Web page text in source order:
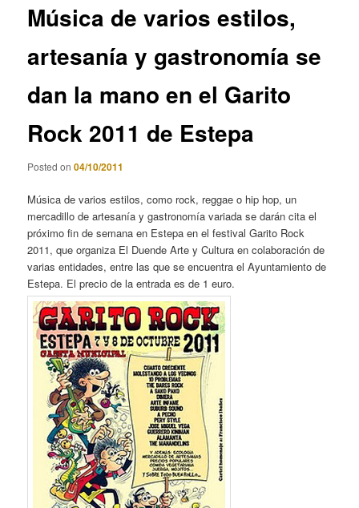
Música de varios estilos,
artesanía y gastronomía se
dan la mano en el Garito
Rock 2011 de Estepa
Posted on04/10/2011
Música de varios estilos, como rock, reggae o hip hop, un
mercadillo de artesanía y gastronomía variada se darán cita el
próximo fin de semana en Estepa en el festival Garito Rock
2011, que organiza El Duende Arte y Cultura en colaboración de
varias entidades, entre las que se encuentra el Ayuntamiento de
Estepa. El precio de la entrada es de 1 euro.